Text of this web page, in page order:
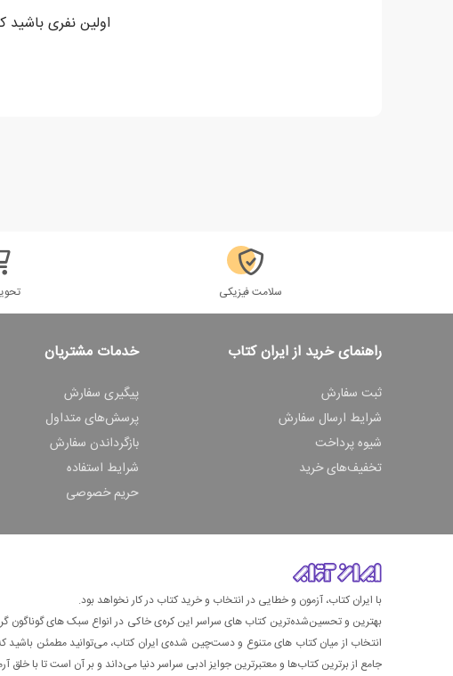
اولین نفری
سلامت فیزیکی
راهنمای خرید از ایران کتاب
ثبت سفارش
شرایط ارسال سفارش
شیوه پرداخت
تخفیف‌های خرید
خدمات مشتریان
پیگیری سفارش
پرسش‌های متداول
بازگرداندن سفارش
شرایط استفاده
حریم خصوصی
با ایران کتاب، آزمون و خطایی در انتخاب و خرید کتاب در کار نخواهد بود.
بهترین و تحسین‌شده‌ترین کتاب‌ های سراسر این کره‌ی خاکی در انواع سبک های گوناگون
انتخاب از میان کتاب های متنوع و دست‌چین شده‌ی ایران کتاب، می‌توانید مطمئن باشید
جامع از برترین کتاب‌ها و معتبرترین جوایز ادبی سراسر دنیا می‌داند و بر آن است تا با خلق